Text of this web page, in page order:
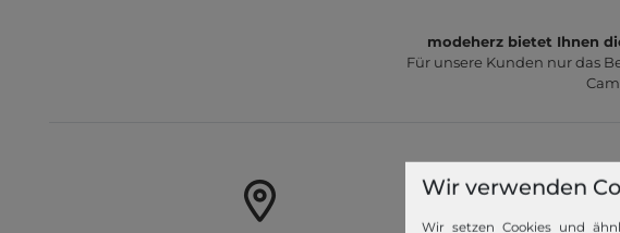
modeherz bietet Ihnen
Für unsere Kunden nur das
Wir verwenden
Wir setzen Cookies und